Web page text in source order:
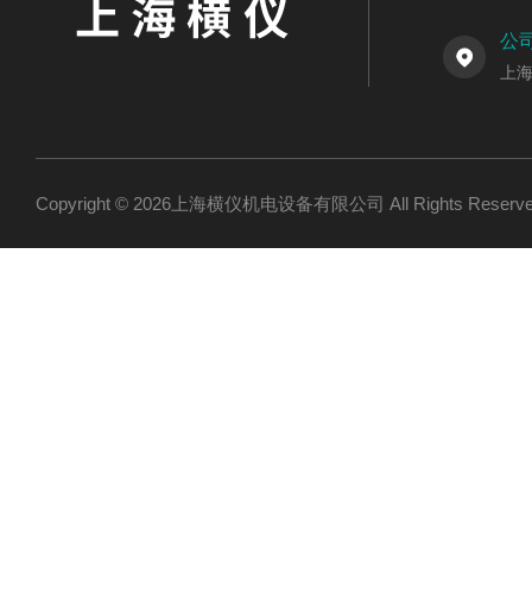
公
上
Copyright © 2026上海横仪机电设备有限公司 All Rights